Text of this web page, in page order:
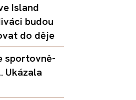
Island
budou
do děje
sportovně-
Ukázala